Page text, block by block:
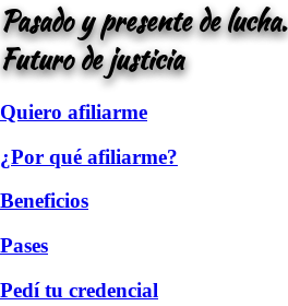
Pasado y presente de lucha.
Futuro de justicia
Quiero afiliarme
¿Por qué afiliarme?
Beneficios
Pases
Pedí tu credencial